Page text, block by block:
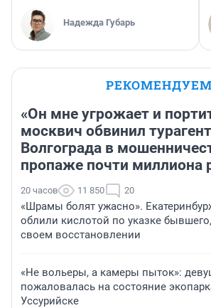
Надежда Губарь
РЕКОМЕНДУЕМ
«Он мне угрожает и
москвич обвинил
Волгограда в
пропаже почти миллиона
20 часов 11 850 20
«Шрамы болят ужасно».
облили кислотой по указке
своем восстановлении
«Не вольеры, а камеры пыток»:
пожаловалась на состояние
Уссурийске